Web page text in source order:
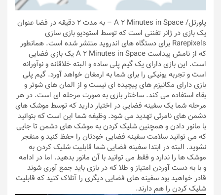
پاورتل
/ A 2 Minutes in Space – به مدت ۲ دقیقه در فضا عنوان
یک بازی در ژانر تفننی است که توسط استودیو بازی سازی
Rarepixels برای دستگاه های اندروید منتشر شده است. همانطور
که از نامش پیداست A 2 Minutes in Space یک بازی فضایی
است. این بازی دارای یک گیم پلی ساده و البته خلاقانه و نوآورانه
است و تجربه یونیکی را برای شما به ارمغان خواهد آورد. گیم پلی
بازی دارای مکانیزم های پیچیده ای نیست و از المان های شوتر و
بقاء استفاده می کند. ساختار بازی به صورت مرحله ای است. در هر
مرحله شما یک سفینه فضایی در اختیار دارید که توسط موشک های
دشمن های نامرئی تهدید می شود. وظیفه شما این است که بتوانید
با مانور دادن و همچنین شلیک کردن به موشک های دشمن تا جایی
که می توانید سلامت سفینه فضایی خودتان را حفظ کنید و منفجر
نشوید. البته در ابتدا سفینه فضایی شما قابلیت شلیک کردن به
موشک ها را ندارد و فقط می توانید با آن مانور بدهید. اما در ادامه
و با به دست آوردن امتیاز و طلا که در بازی باید جمع آوری شوند
قادر خواهید بود سفینه های فضایی دیگری را آنلاک کنید که قابلیت
شلیک کردن را هم دارند.